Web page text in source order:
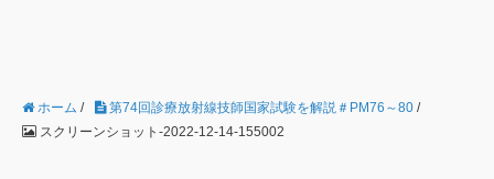
ホーム / 第74回診療放射線技師国家試験を解説＃PM76～80 /
スクリーンショット-2022-12-14-155002